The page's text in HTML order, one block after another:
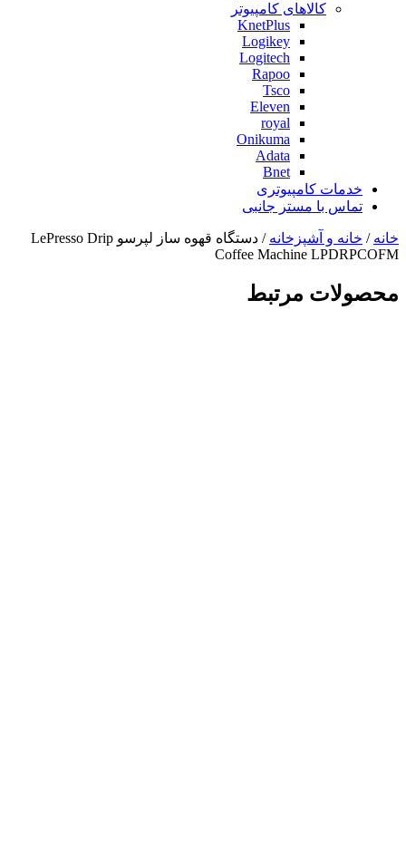
کالاهای کامپیوتر
KnetPlus
Logikey
Logitech
Rapoo
Tsco
Eleven
royal
Onikuma
Adata
Bnet
خدمات کامپیوتری
تماس با مستر جانبی
خانه / خانه و آشپزخانه
/ دستگاه قهوه ساز لپرسو LePresso Drip
Coffee Machine LPDRPCOFM
محصولات مرتبط